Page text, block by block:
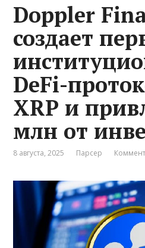
Doppler
создает
DeFi-
XRP и
млн от
8 августа, 2025 Парсер